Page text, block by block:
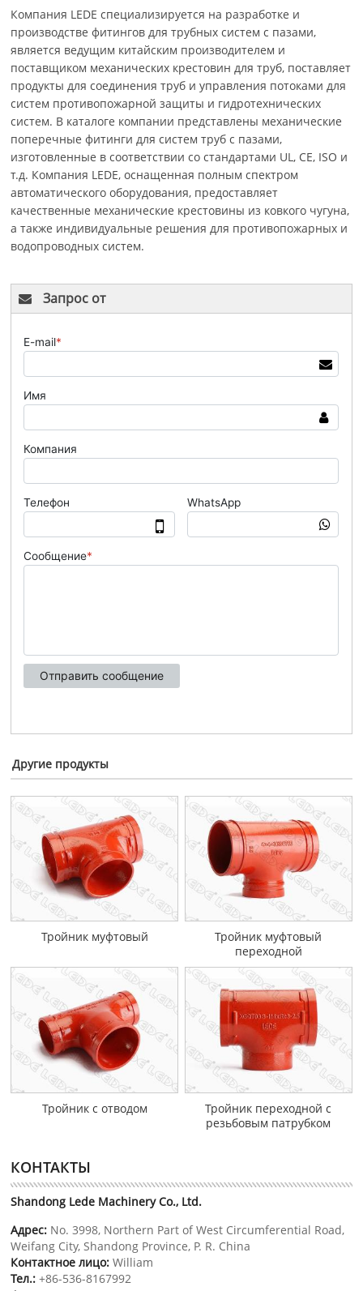
Компания LEDE специализируется на разработке и
производстве фитингов для трубных систем с пазами,
является ведущим китайским производителем и
поставщиком механических крестовин для труб, поставляет
продукты для соединения труб и управления потоками для
систем противопожарной защиты и гидротехнических
систем. В каталоге компании представлены механические
поперечные фитинги для систем труб с пазами,
изготовленные в соответствии со стандартами UL, CE, ISO и
т.д. Компания LEDE, оснащенная полным спектром
автоматического оборудования, предоставляет
качественные механические крестовины из ковкого чугуна,
а также индивидуальные решения для противопожарных и
водопроводных систем.
Запрос от
Другие продукты
Тройник муфтовый
Тройник муфтовый
переходной
Тройник с отводом
Тройник переходной с
резьбовым патрубком
КОНТАКТЫ
Shandong Lede Machinery Co., Ltd.
Адрес: No. 3998, Northern Part of West Circumferential Road,
Weifang City, Shandong Province, P. R. China
Контактное лицо: William
Тел.: +86-536-8167992